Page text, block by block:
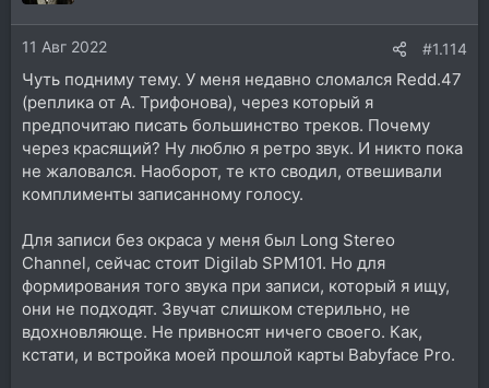
11 Авг 2022 #1.114
Чуть подниму тему. У меня недавно сломался Redd.47
(реплика от А. Трифонова), через который я
предпочитаю писать большинство треков. Почему
через красящий? Ну люблю я ретро звук. И никто пока
не жаловался. Наоборот, те кто сводил, отвешивали
комплименты записанному голосу.
Для записи без окраса у меня был Long Stereo
Channel, сейчас стоит Digilab SPM101. Но для
формирования того звука при записи, который я ищу,
они не подходят. Звучат слишком стерильно, не
вдохновляюще. Не привносят ничего своего. Как,
кстати, и встройка моей прошлой карты Babyface Pro.